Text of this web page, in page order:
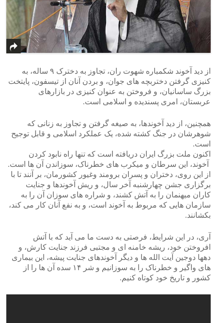
از دید آخوند شکمباره شهوت ران، تجاوز به دخترک ۹ ساله، به
کنیزی گرفتن دختربچه های جوان، و بردن آنان از تیسفون، پایتخت
بزرگ ساسانیان، و فروختن به عنوان کنیزی در بازارهای
عربستان، امری پسندیده و اسلامی است.
همچنین، از دید آخوندها، به صیغه گرفتن و تجاوز به زنانی که
شوهرشان در جنگ کشته شده، یک عملکرد اسلامی و قابل توجیح
است.
اکنون ملت بزرگ ایران دریافته است که تنها راه نابود کردن
آخوند، این سرطان و میکرب های خطرناک، سوزاندن آن ها است.
از این روی، دختران و پسران برومند وغیور کشورمان، بر آنند تا با
برگزاری جشن چهارشنبه آخر سال، و ریش آخوندها و جنایت
کاران میهنمان را به آتش کشند، و شراره های سوزان آن را به
سازمان هایی که مربوط به آخوند است، و به نفع آنان کار می کند،
بکشانند.
آری، در این شرایط، فرصتی به دست ما می آید که با آتش
افروختن خود، ریشه خامنه ای و مجتبی فرزند جنایت کارش، و
دهها دوجین آیت الله ها و دیگر آخوندهای جنایت پیشه، این بیماری
های واگیر و خطرناک را به سوزانیم و شر ۱۴ سده آن ها را از
کشور و تاریخ خود کوتاه کنیم.